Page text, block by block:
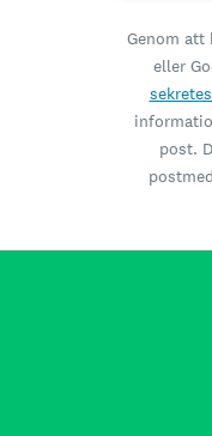
Genom att
eller
post.